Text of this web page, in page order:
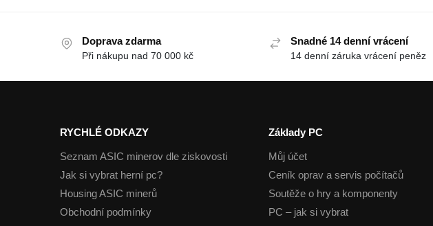
Doprava zdarma
Při nákupu nad 70 000 kč
Snadné 14 denní vrácení
14 denní záruka vrácení peněz
RYCHLÉ ODKAZY
Seznam ASIC minerov dle ziskovosti
Jak si vybrat herní pc?
Housing ASIC minerů
Obchodní podmínky
Základy PC
Můj účet
Ceník oprav a servis počítačů
Soutěže o hry a komponenty
PC – jak si vybrat